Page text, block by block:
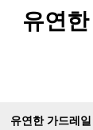
유연
유연한 가드레